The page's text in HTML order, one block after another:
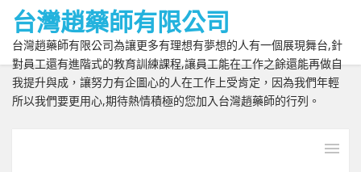
台灣趙藥師有限公司
台灣趙藥師有限公司為讓更多有理想有夢想的人有一個展現舞台,針
對員工還有進階式的教育訓練課程,讓員工能在工作之餘還能再做自
我提升與成，讓努力有企圖心的人在工作上受肯定，因為我們年輕
所以我們要更用心,期待熱情積極的您加入台灣趙藥師的行列。